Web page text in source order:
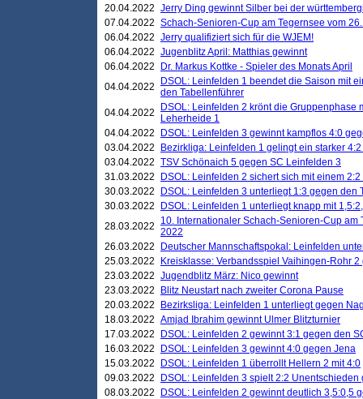
20.04.2022 Jerry Ding gewinnt Silber bei der
07.04.2022 Schach-Senioren-Cup am Tegernsee vom
06.04.2022 Jerry qualifiziert sich für die WJEM!
06.04.2022 Jugenblitz April: Matthias gewinnt
06.04.2022
Dr. Markus Kottke - Spieler des Monats April
04.04.2022
DSOL: Leinfelden 1 beendet die Saison mit
den Tabellenführer
04.04.2022
DSOL: Leinfelden 2 krönt die Gruppenphase
Leherheide 1
04.04.2022
DSOL: Leinfelden 3 gewinnt kampflos 4:0
03.04.2022
Bezirkliga: Leinfelden 1 gelingt ein starker
03.04.2022 TSV Schönaich 5 gegen SC Leinfelden 3
31.03.2022
DSOL: Leinfelden 2 sichert sich mit einem
30.03.2022
DSOL: Leinfelden 3 unterliegt 1:3 gegen den
30.03.2022
DSOL: Leinfelden 1 unterliegt knapp mit
28.03.2022
10. Internationaler Schach-Senioren-Cup am
2022
26.03.2022
Deutscher Mannschaftspokal: Leinfelden
25.03.2022
Kreisklasse: Verbandsspiel Vaihingen-Rohr
23.03.2022 Jugendblitz März: Nico gewinnt
23.03.2022
Blitz Neustart nach zweiter Corona Pause
20.03.2022
Bezirksliga: Leinfelden 1 unterliegt gegen
18.03.2022 Amjad Ibrahim gewinnt Ulmer Blitzturnier
17.03.2022
DSOL: Leinfelden 2 gewinnt 3:1 gegen den
16.03.2022
DSOL: Leinfelden 3 gewinnt 4:0 gegen Jena
15.03.2022
DSOL: Leinfelden 1 überrollt Hellern 2 mit 4:0
09.03.2022
DSOL: Leinfelden 3 spielt 2:2 Unentschieden
08.03.2022
DSOL: Leinfelden 2 gewinnt deutlich 3,5:0,5